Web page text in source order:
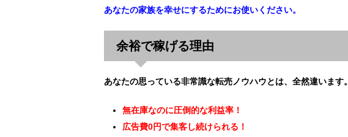
あなたの家族を幸せにするためにお使いください。
余裕で稼げる理由
あなたの思っている非常識な転売ノウハウとは、全然違います。
無在庫なのに圧倒的な利益率！
広告費0円で集客し続けられる！